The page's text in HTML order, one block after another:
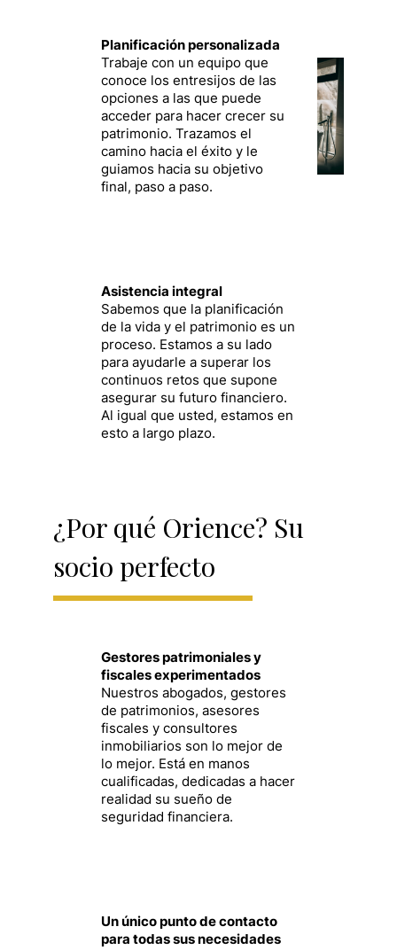
Planificación personalizada
Trabaje con un equipo que
conoce los entresijos de las
opciones a las que puede
acceder para hacer crecer su
patrimonio. Trazamos el
camino hacia el éxito y le
guiamos hacia su objetivo
final, paso a paso.
Asistencia integral
Sabemos que la planificación
de la vida y el patrimonio es un
proceso. Estamos a su lado
para ayudarle a superar los
continuos retos que supone
asegurar su futuro financiero.
Al igual que usted, estamos en
esto a largo plazo.
¿Por qué Orience? Su
socio perfecto
Gestores patrimoniales y
fiscales experimentados
Nuestros abogados, gestores
de patrimonios, asesores
fiscales y consultores
inmobiliarios son lo mejor de
lo mejor. Está en manos
cualificadas, dedicadas a hacer
realidad su sueño de
seguridad financiera.
Un único punto de contacto
para todas sus necesidades